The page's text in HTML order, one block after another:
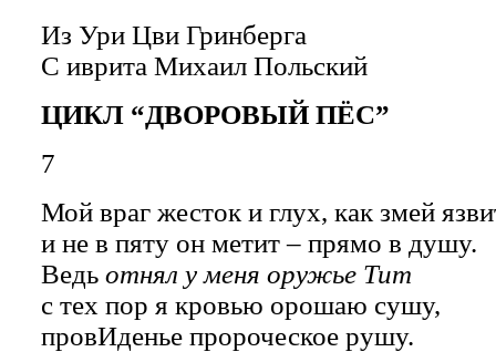
Из Ури Цви Гринберга
С иврита Михаил Польский
ЦИКЛ “ДВОРОВЫЙ ПЁС”
7
Мой враг жесток и глух, как змей
и не в пяту он метит – прямо в душу.
Ведь отнял у меня оружье Тит
с тех пор я кровью орошаю сушу,
провИденье пророческое рушу.